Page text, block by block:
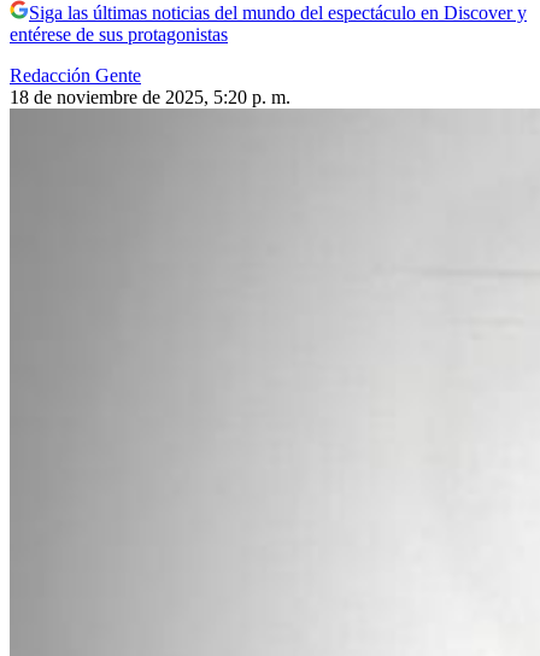
Siga las últimas noticias del mundo del espectáculo en Discover y
entérese de sus protagonistas
Redacción Gente
18 de noviembre de 2025, 5:20 p. m.